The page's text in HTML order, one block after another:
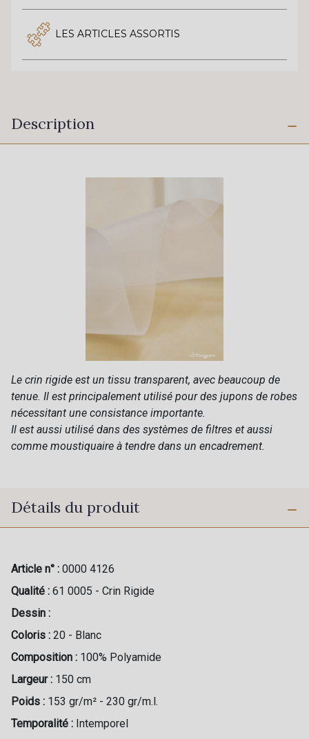
LES ARTICLES ASSORTIS
Description
Le crin rigide est un tissu transparent, avec beaucoup de
tenue. Il est principalement utilisé pour des jupons de robes
nécessitant une consistance importante.
Il est aussi utilisé dans des systèmes de filtres et aussi
comme moustiquaire à tendre dans un encadrement.
Détails du produit
Article n° : 0000 4126
Qualité : 61 0005 - Crin Rigide
Dessin :
Coloris : 20 - Blanc
Composition : 100% Polyamide
Largeur : 150 cm
Poids : 153 gr/m² - 230 gr/m.l.
Temporalité : Intemporel